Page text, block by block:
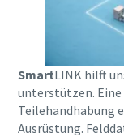
SmartLINK hilft
unterstützen.
Teilehandhabung
Ausrüstung.